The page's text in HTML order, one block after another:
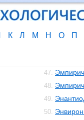
К Л М Н О
П
47.
48.
49.
50.